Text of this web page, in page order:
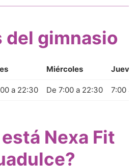
del gimnasio
Miércoles
a 22:30 De 7:00 a 22:30 7:00 a
Nexa Fit